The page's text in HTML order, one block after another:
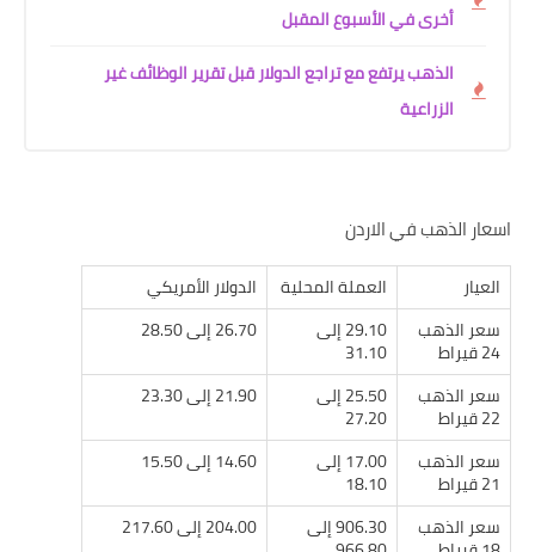
أخرى في الأسبوع المقبل
الذهب يرتفع مع تراجع الدولار قبل تقرير الوظائف غير
الزراعية
اسعار الذهب في الاردن
العيار العملة المحلية
الدولار الأمريكي
سعر الذهب
24 قيراط
29.10 إلى
31.10
26.70 إلى 28.50
سعر الذهب
22 قيراط
25.50 إلى
27.20
21.90 إلى 23.30
سعر الذهب
21 قيراط
17.00 إلى
18.10
14.60 إلى 15.50
سعر الذهب 906.30 إلى 204.00 إلى 217.60